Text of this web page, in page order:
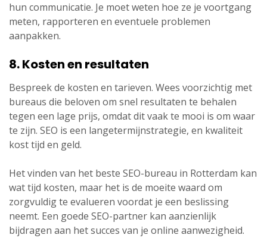
hun communicatie. Je moet weten hoe ze je voortgang
meten, rapporteren en eventuele problemen
aanpakken.
8. Kosten en resultaten
Bespreek de kosten en tarieven. Wees voorzichtig met
bureaus die beloven om snel resultaten te behalen
tegen een lage prijs, omdat dit vaak te mooi is om waar
te zijn. SEO is een langetermijnstrategie, en kwaliteit
kost tijd en geld.
Het vinden van het beste SEO-bureau in Rotterdam kan
wat tijd kosten, maar het is de moeite waard om
zorgvuldig te evalueren voordat je een beslissing
neemt. Een goede SEO-partner kan aanzienlijk
bijdragen aan het succes van je online aanwezigheid.